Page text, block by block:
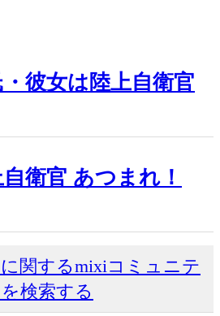
彼女は陸上自衛官
自衛官 あつまれ！
に関するmixiコミュニテ
を検索する